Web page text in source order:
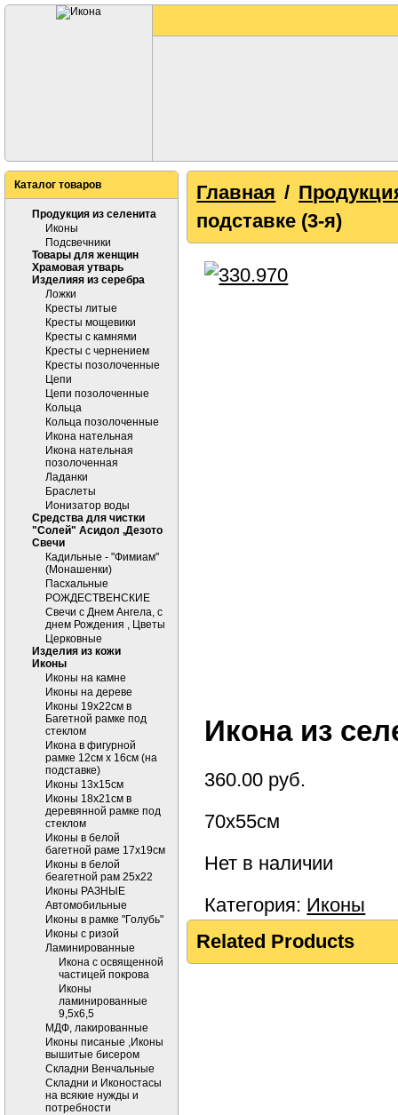
Каталог товаров
Продукция из селенита
Иконы
Подсвечники
Товары для женщин
Храмовая утварь
Изделияя из серебра
Ложки
Кресты литые
Кресты мощевики
Кресты с камнями
Кресты с чернением
Кресты позолоченные
Цепи
Цепи позолоченные
Кольца
Кольца позолоченные
Икона нательная
Икона нательная
позолоченная
Ладанки
Браслеты
Ионизатор воды
Средства для чистки
"Солей" Асидол ,Дезото
Cвечи
Кадильные - "Фимиам"
(Монашенки)
Пасхальные
РОЖДЕСТВЕНСКИЕ
Свечи с Днем Ангела, с
днем Рождения , Цветы
Церковные
Изделия из кожи
Иконы
Иконы на камне
Иконы на дереве
Иконы 19х22см в
Багетной рамке под
стеклом
Икона в фигурной
рамке 12см х 16см (на
подставке)
Иконы 13х15см
Иконы 18х21см в
деревянной рамке под
стеклом
Иконы в белой
багетной раме 17х19см
Иконы в белой
беагетной рам 25х22
Иконы РАЗНЫЕ
Автомобильные
Иконы в рамке "Голубь"
Иконы с ризой
Ламинированные
Икона с освященной
частицей покрова
Иконы
ламинированные
9,5х6,5
МДФ, лакированные
Иконы писаные ,Иконы
вышитые бисером
Складни Венчальные
Складни и Иконостасы
на всякие нужды и
потребности
Главная /
подставке (3-я)
Икона из
360.00 руб.
70х55см
Нет в наличии
Категория: Иконы
Related Products